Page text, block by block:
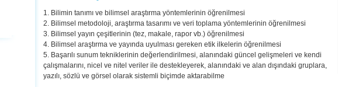
1. Bilimin tanımı ve bilimsel araştırma yöntemlerinin öğrenilmesi
2. Bilimsel metodoloji, araştırma tasarımı ve veri toplama yöntemlerinin öğrenilmesi
3. Bilimsel yayın çeşitlerinin (tez, makale, rapor vb.) öğrenilmesi
4. Bilimsel araştırma ve yayında uyulması gereken etik ilkelerin öğrenilmesi
5. Başarılı sunum tekniklerinin değerlendirilmesi, alanındaki güncel gelişmeleri ve kendi
çalışmalarını, nicel ve nitel veriler ile destekleyerek, alanındaki ve alan dışındaki gruplara,
yazılı, sözlü ve görsel olarak sistemli biçimde aktarabilme